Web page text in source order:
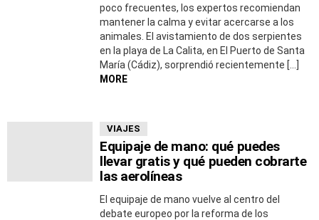
poco frecuentes, los expertos recomiendan
mantener la calma y evitar acercarse a los
animales. El avistamiento de dos serpientes
en la playa de La Calita, en El Puerto de Santa
María (Cádiz), sorprendió recientemente […]
MORE
VIAJES
Equipaje de mano: qué puedes
llevar gratis y qué pueden cobrarte
las aerolíneas
El equipaje de mano vuelve al centro del
debate europeo por la reforma de los